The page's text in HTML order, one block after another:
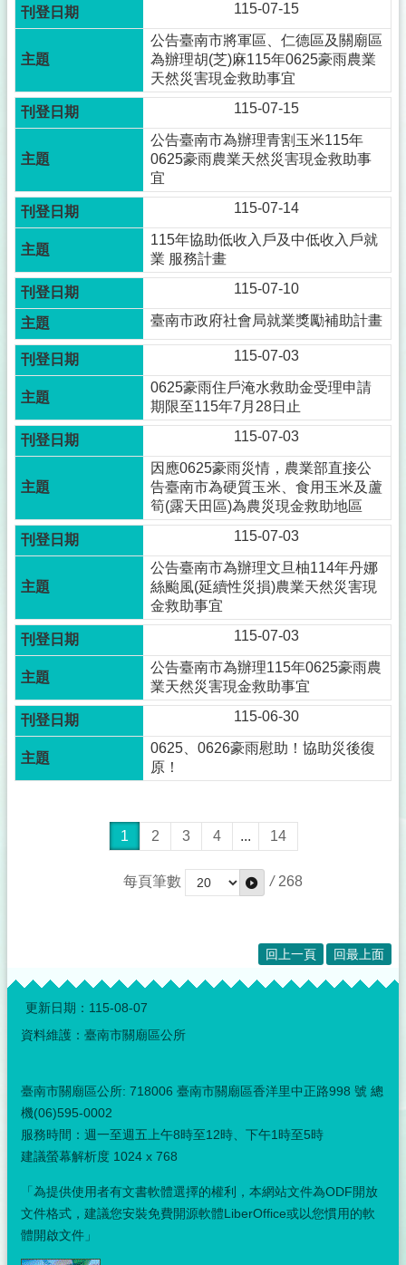
115-07-15
公告臺南市將軍區、仁德區及關廟區
為辦理胡(芝)麻115年0625豪雨農業
天然災害現金救助事宜
115-07-15
公告臺南市為辦理青割玉米115年
0625豪雨農業天然災害現金救助事
宜
115-07-14
115年協助低收入戶及中低收入戶就
業 服務計畫
115-07-10
臺南市政府社會局就業獎勵補助計畫
115-07-03
0625豪雨住戶淹水救助金受理申請
期限至115年7月28日止
115-07-03
因應0625豪雨災情，農業部直接公
告臺南市為硬質玉米、食用玉米及蘆
筍(露天田區)為農災現金救助地區
115-07-03
公告臺南市為辦理文旦柚114年丹娜
絲颱風(延續性災損)農業天然災害現
金救助事宜
115-07-03
公告臺南市為辦理115年0625豪雨農
業天然災害現金救助事宜
115-06-30
0625、0626豪雨慰助！協助災後復
原！
1 2 3 4 ... 14
每頁筆數 / 268
回上一頁 回最上面
:::
更新日期： 115-08-07
資料維護：臺南市關廟區公所
臺南市關廟區公所: 718006 臺南市關廟區香洋里中正路998 號 總
機(06)595-0002
服務時間：週一至週五上午8時至12時、下午1時至5時
建議螢幕解析度 1024 x 768
「為提供使用者有文書軟體選擇的權利，本網站文件為ODF開放
文件格式，建議您安裝免費開源軟體LiberOffice或以您慣用的軟
體開啟文件」